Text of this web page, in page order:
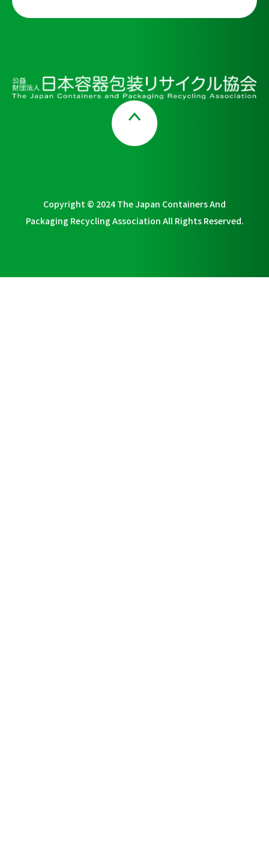
Copyright © 2024 The Japan Containers And
Packaging Recycling Association All Rights Reserved.